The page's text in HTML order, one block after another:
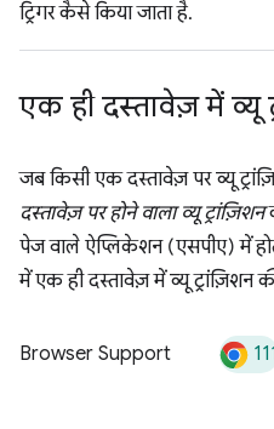
ट्रिगर कैसे किया जाता है.
एक ही दस्तावेज़ में व्यू
जब किसी एक दस्तावेज़ पर व्यू
दस्तावेज़ पर होने वाला व्यू ट्रांज़िशन
पेज वाले ऐप्लिकेशन (एसपीए) में
में एक ही दस्तावेज़ में व्यू ट्रांज़िशन
Browser Support